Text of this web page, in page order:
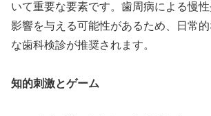
いて重要な要素です。歯周病による慢
影響を与える可能性があるため、日常
な歯科検診が推奨されます。
知的刺激とゲーム